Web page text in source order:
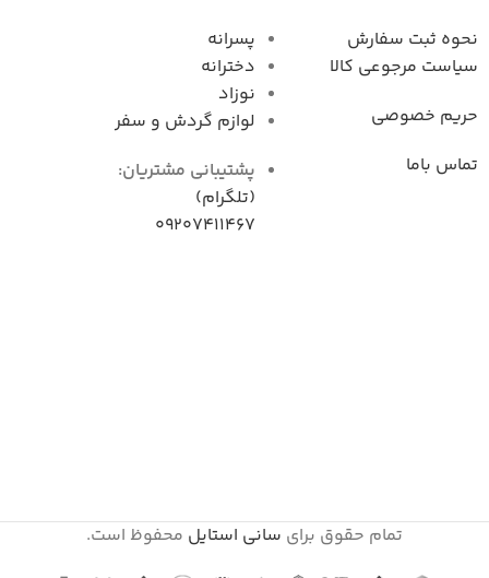
نحوه ثبت سفارش
سیاست مرجوعی کال
حریم خصوصی
تماس باما
پسرانه
دخترانه
نوزاد
لوازم گردش و سفر
پشتیبانی مشتریان:
(تلگرام)
09207411467
تمام حقوق برای سانی استایل محفوظ است.